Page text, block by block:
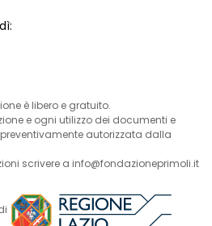
è libero e gratuito.
e ogni utilizzo dei documenti e
autorizzata dalla
scrivere a info@fondazioneprimoli.it